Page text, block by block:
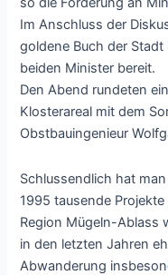
Im Anschluss der
goldene Buch der
beiden Minister bereit.
Den Abend rundeten
Klosterareal mit dem
Obstbauingenieur
Schlussendlich hat
1995 tausende
Region Mügeln-Ablass
in den letzten Jahren
Abwanderung